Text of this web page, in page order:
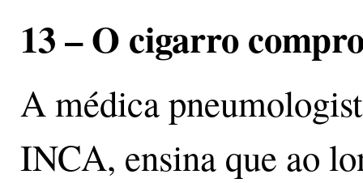
13 – O cigarro
A médica
INCA, ensina que ao